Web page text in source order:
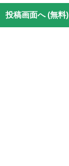
投稿画面へ (無料)